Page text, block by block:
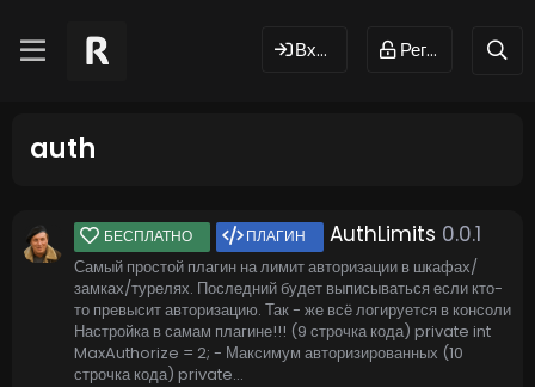
Вход Регистрация
auth
БЕСПЛАТНО ПЛАГИН AuthLimits 0.0.1
Самый простой плагин на лимит авторизации в шкафах/
замках/турелях. Последний будет выписываться если кто-
то превысит авторизацию. Так - же всё логируется в консоли
Настройка в самам плагине!!! (9 строчка кода) private int
MaxAuthorize = 2; - Максимум авторизированных (10
строчка кода) private...